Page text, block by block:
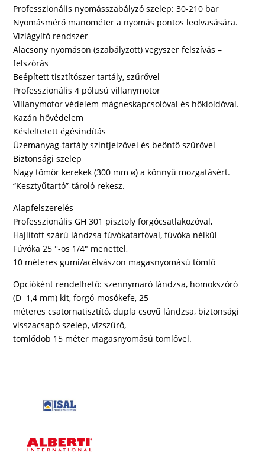
Professzionális nyomásszabályzó szelep: 30-210 bar
Nyomásmérő manométer a nyomás pontos leolvasására.
Vizlágyító rendszer
Alacsony nyomáson (szabályzott) vegyszer felszívás –
felszórás
Beépített tisztítószer tartály, szűrővel
Professzionális 4 pólusú villanymotor
Villanymotor védelem mágneskapcsolóval és hőkioldóval.
Kazán hővédelem
Késleltetett égésindítás
Üzemanyag-tartály szintjelzővel és beöntő szűrővel
Biztonsági szelep
Nagy tömör kerekek (300 mm ø) a könnyű mozgatásért.
“Kesztyűtartó”-tároló rekesz.
Alapfelszerelés
Professzionális GH 301 pisztoly forgócsatlakozóval,
Hajlított szárú lándzsa fúvókatartóval, fúvóka nélkül
Fúvóka 25 °-os 1/4″ menettel,
10 méteres gumi/acélvászon magasnyomású tömlő
Opcióként rendelhető: szennymaró lándzsa, homokszóró
(D=1,4 mm) kit, forgó-mosókefe, 25
méteres csatornatisztító, dupla csövű lándzsa, biztonsági
visszacsapó szelep, vízszűrő,
tömlődob 15 méter magasnyomású tömlővel.